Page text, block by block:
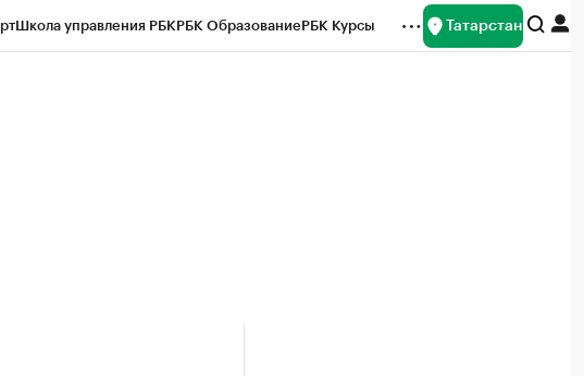
Школа управления РБКРБК ОбразованиеРБК Курсы Татарстан